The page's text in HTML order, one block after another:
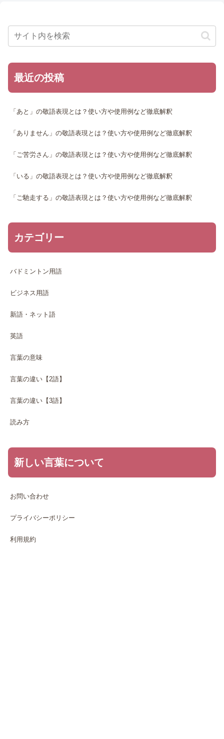
最近の投稿
「あと」の敬語表現とは？使い方や使用例など徹底解釈
「ありません」の敬語表現とは？使い方や使用例など徹底解釈
「ご苦労さん」の敬語表現とは？使い方や使用例など徹底解釈
「いる」の敬語表現とは？使い方や使用例など徹底解釈
「ご馳走する」の敬語表現とは？使い方や使用例など徹底解釈
カテゴリー
バドミントン用語
ビジネス用語
新語・ネット語
英語
言葉の意味
言葉の違い【2語】
言葉の違い【3語】
読み方
新しい言葉について
お問い合わせ
プライバシーポリシー
利用規約